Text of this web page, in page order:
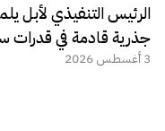
الرئيس التنفيذي لأبل
جذرية قادمة في قدرات
3 أغسطس 2026